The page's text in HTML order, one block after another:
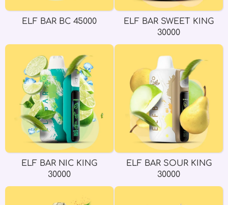
ELF BAR BC 45000
ELF BAR SWEET KING
30000
ELF BAR NIC KING
30000
ELF BAR SOUR KING
30000